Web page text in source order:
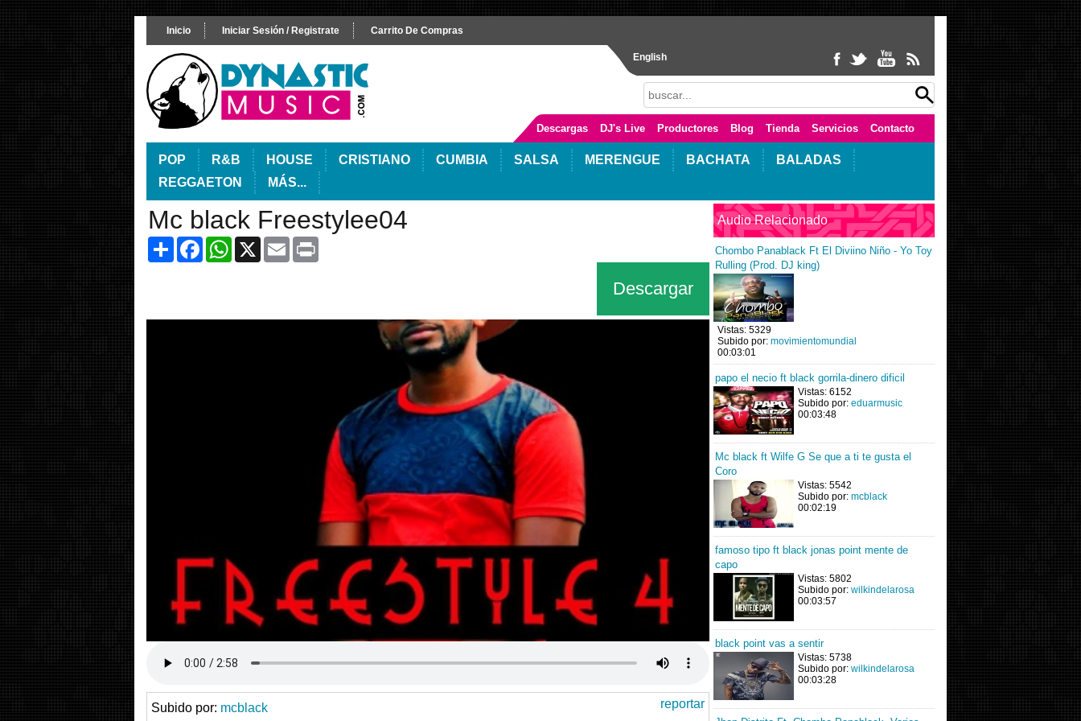
Inicio Iniciar Sesión / Registrate Carrito De Compras
English
Descargas DJ's Live Productores Blog Tienda Servicios Contacto
POP R&B HOUSE CRISTIANO CUMBIA SALSA MERENGUE BACHATA
BALADAS
REGGAETON
MÁS...
Mc black Freestylee04
ShareFacebookWhatsApp
X Email
Descargar
Subido por: mcblack
reportar
Audio Relacionado
Chombo Panablack Ft El Diviino Niño - Yo Toy
Rulling (Prod. DJ king)
Vistas: 5329
Subido por: movimientomundial
00:03:01
papo el necio ft black gorrila-dinero dificil
Vistas: 6152
Subido por: eduarmusic
00:03:48
Mc black ft Wilfe G Se que a ti te gusta el
Coro
Vistas: 5542
Subido por: mcblack
00:02:19
famoso tipo ft black jonas point mente de
capo
Vistas: 5802
Subido por: wilkindelarosa
00:03:57
black point vas a sentir
Vistas: 5738
Subido por: wilkindelarosa
00:03:28